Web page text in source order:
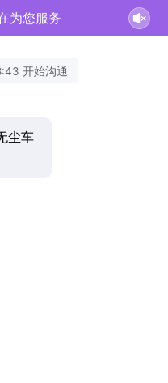
为您服务
开始沟通
尘车